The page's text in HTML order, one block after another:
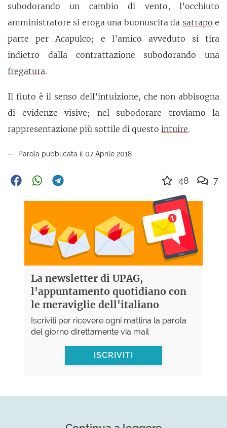
subodorando un cambio di vento, l’occhiuto
amministratore si eroga una buonuscita da satrapo e
parte per Acapulco; e l’amico avveduto si tira
indietro dalla contrattazione subodorando una
fregatura.
Il fiuto è il senso dell’intuizione, che non abbisogna
di evidenze visive; nel subodorare troviamo la
rappresentazione più sottile di questo intuire.
Parola pubblicata il 07 Aprile 2018
48 7
La newsletter di UPAG,
l'appuntamento quotidiano con
le meraviglie dell'italiano
Iscriviti per ricevere ogni mattina la parola
del giorno direttamente via mail
ISCRIVITI